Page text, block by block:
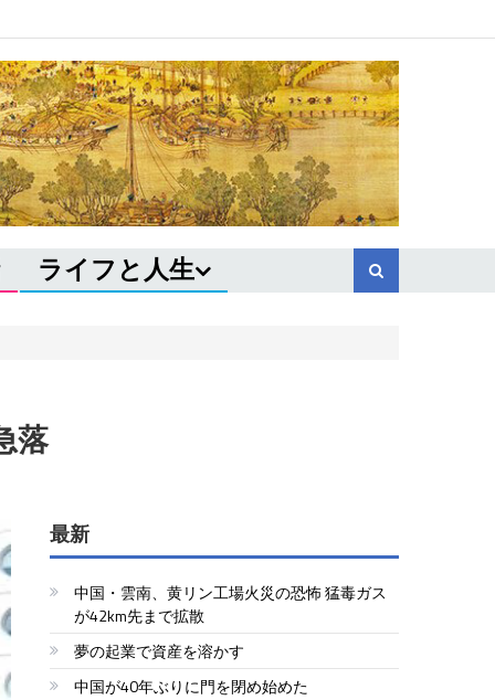
ライフと人生
落
最新
中国・雲南、黄リン工場火災の恐怖 猛毒ガス
が42km先まで拡散
夢の起業で資産を溶かす
中国が40年ぶりに門を閉め始めた